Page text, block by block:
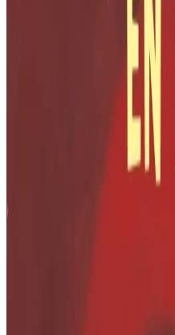
Emañ Tadig Logodenn o